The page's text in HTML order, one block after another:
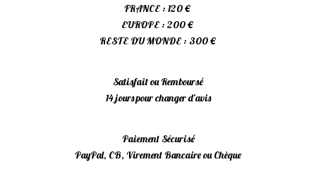
FRANCE : 120 €
EUROPE : 200 €
RESTE DU MONDE : 300 €
Satisfait ou Remboursé
14 jours pour changer d’avis
Paiement Sécurisé
PayPal, CB, Virement Bancaire ou Chèque